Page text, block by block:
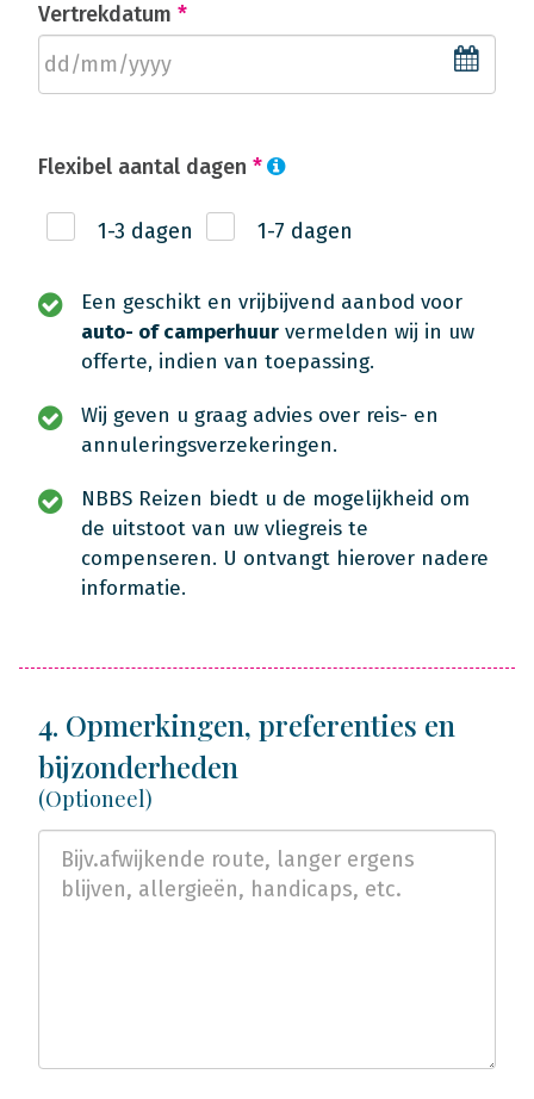
Vertrekdatum *
Flexibel aantal dagen *
1-3 dagen 1-7 dagen
Een geschikt en vrijbijvend aanbod voor
auto- of camperhuur vermelden wij in uw
offerte, indien van toepassing.
Wij geven u graag advies over reis- en
annuleringsverzekeringen.
NBBS Reizen biedt u de mogelijkheid om
de uitstoot van uw vliegreis te
compenseren. U ontvangt hierover nadere
informatie.
4. Opmerkingen, preferenties en
bijzonderheden
(Optioneel)